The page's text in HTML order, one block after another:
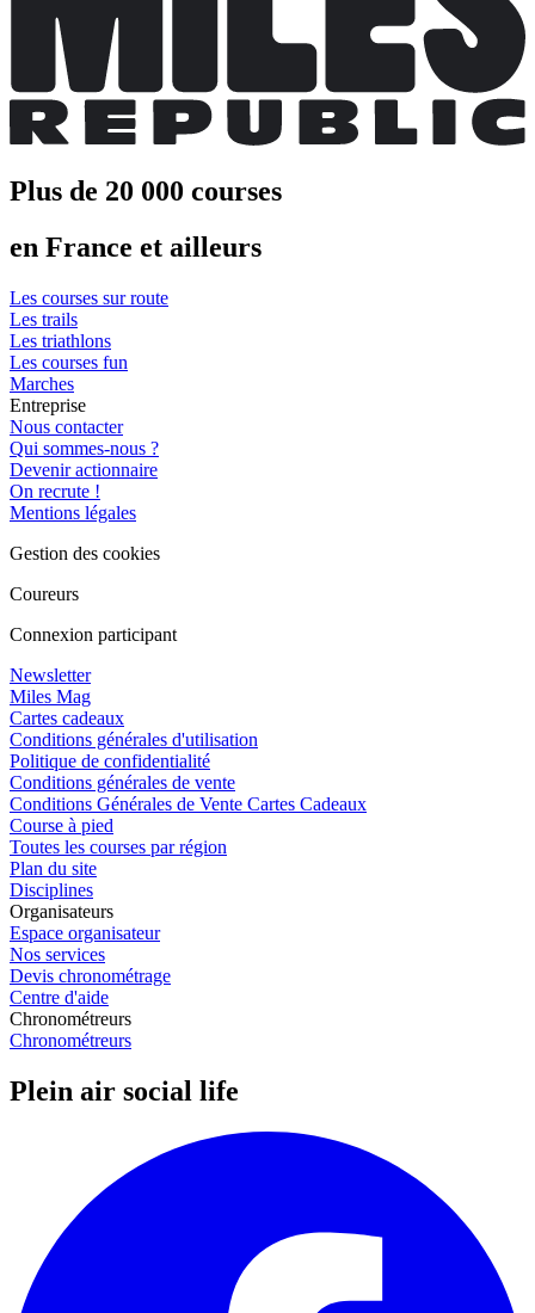
Plus de 20 000 courses
en France et ailleurs
Les courses sur route
Les trails
Les triathlons
Les courses fun
Marches
Entreprise
Nous contacter
Qui sommes-nous ?
Devenir actionnaire
On recrute !
Mentions légales
Gestion des cookies
Coureurs
Connexion participant
Newsletter
Miles Mag
Cartes cadeaux
Conditions générales d'utilisation
Politique de confidentialité
Conditions générales de vente
Conditions Générales de Vente Cartes Cadeaux
Course à pied
Toutes les courses par région
Plan du site
Disciplines
Organisateurs
Espace organisateur
Nos services
Devis chronométrage
Centre d'aide
Chronométreurs
Chronométreurs
Plein air social life